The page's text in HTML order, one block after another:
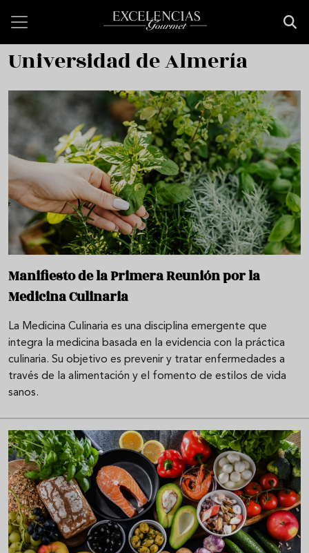
Universidad de Almería
Manifiesto de la Primera Reunión por la
Medicina Culinaria
La Medicina Culinaria es una disciplina emergente que
integra la medicina basada en la evidencia con la práctica
culinaria. Su objetivo es prevenir y tratar enfermedades a
través de la alimentación y el fomento de estilos de vida
sanos.